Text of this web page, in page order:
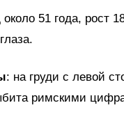
51 года, рост
: на груди с левой
римскими